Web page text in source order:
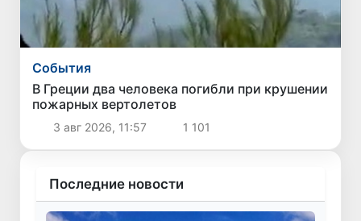
Cобытия
В Греции два человека погибли при крушении
пожарных вертолетов
3 авг 2026, 11:57 1 101
Последние новости